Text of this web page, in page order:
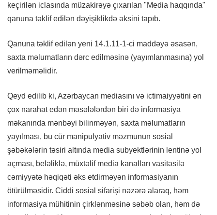
keçirilən iclasında müzakirəyə çıxarılan "Media haqqında"
qanuna təklif edilən dəyişiklikdə əksini tapıb.
Qanuna təklif edilən yeni 14.1.11-1-ci maddəyə əsasən,
saxta məlumatların dərc edilməsinə (yayımlanmasına) yol
verilməməlidir.
Qeyd edilib ki, Azərbaycan mediasını və ictimaiyyətini ən
çox narahat edən məsələlərdən biri də informasiya
məkanında mənbəyi bilinməyən, saxta məlumatların
yayılması, bu cür manipulyativ məzmunun sosial
şəbəkələrin təsiri altında media subyektlərinin lentinə yol
açması, beləliklə, müxtəlif media kanalları vasitəsilə
cəmiyyətə həqiqəti əks etdirməyən informasiyanın
ötürülməsidir. Ciddi sosial sifarişi nəzərə alaraq, həm
informasiya mühitinin çirklənməsinə səbəb olan, həm də